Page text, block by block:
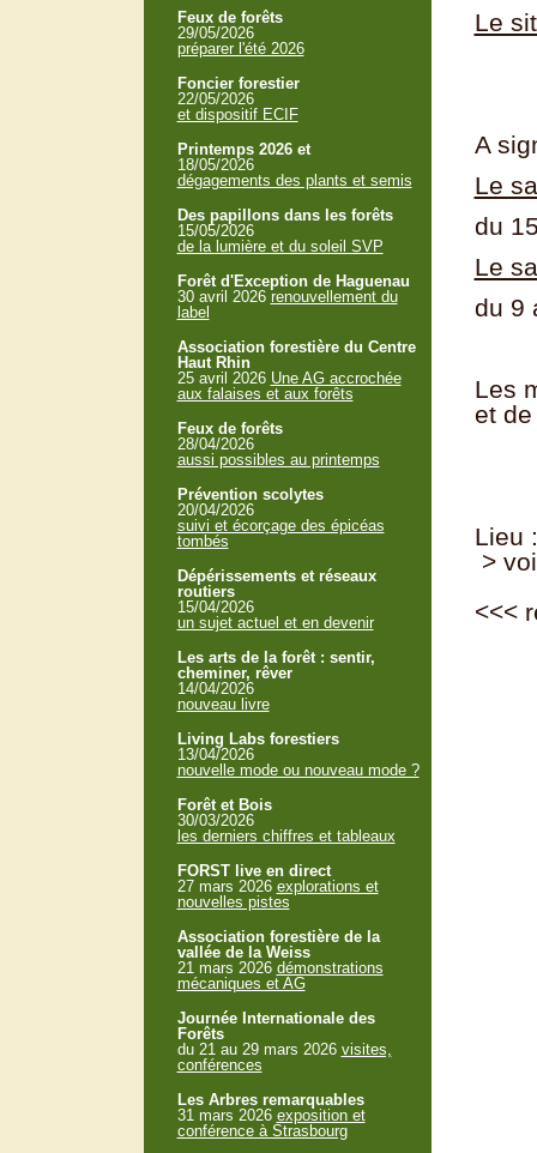
Le
A
Le
du
Le
du 9
Les
et
Lieu
>
<<<
Feux de forêts
29/05/2026
préparer l'été 2026
Foncier forestier
22/05/2026
et dispositif ECIF
Printemps 2026 et
18/05/2026
dégagements des plants et semis
Des papillons dans les forêts
15/05/2026
de la lumière et du soleil SVP
Forêt d'Exception de Haguenau
30 avril 2026 renouvellement du
label
Association forestière du Centre
Haut Rhin
25 avril 2026 Une AG accrochée
aux falaises et aux forêts
Feux de forêts
28/04/2026
aussi possibles au printemps
Prévention scolytes
20/04/2026
suivi et écorçage des épicéas
tombés
Dépérissements et réseaux
routiers
15/04/2026
un sujet actuel et en devenir
Les arts de la forêt : sentir,
cheminer, rêver
14/04/2026
nouveau livre
Living Labs forestiers
13/04/2026
nouvelle mode ou nouveau mode ?
Forêt et Bois
30/03/2026
les derniers chiffres et tableaux
FORST live en direct
27 mars 2026 explorations et
nouvelles pistes
Association forestière de la
vallée de la Weiss
21 mars 2026 démonstrations
mécaniques et AG
Journée Internationale des
Forêts
du 21 au 29 mars 2026 visites,
conférences
Les Arbres remarquables
31 mars 2026 exposition et
conférence à Strasbourg